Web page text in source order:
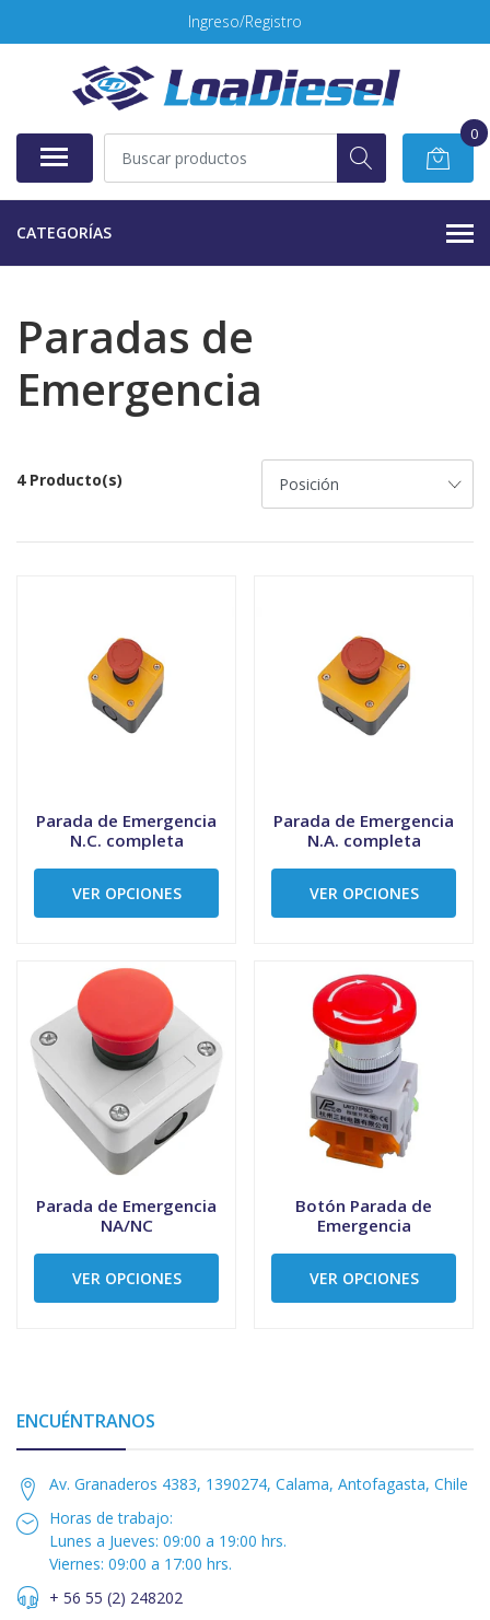
Ingreso/Registro
0
CATEGORÍAS
Paradas de
Emergencia
4 Producto(s)
Parada de Emergencia
N.C. completa
VER OPCIONES
Parada de Emergencia
N.A. completa
VER OPCIONES
Parada de Emergencia
NA/NC
VER OPCIONES
Botón Parada de
Emergencia
VER OPCIONES
ENCUÉNTRANOS
Av. Granaderos 4383, 1390274, Calama, Antofagasta, Chile
Horas de trabajo:
Lunes a Jueves: 09:00 a 19:00 hrs.
Viernes: 09:00 a 17:00 hrs.
+ 56 55 (2) 248202